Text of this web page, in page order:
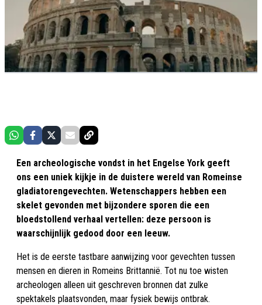
Een archeologische vondst in het Engelse York geeft
ons een uniek kijkje in de duistere wereld van Romeinse
gladiatorengevechten. Wetenschappers hebben een
skelet gevonden met bijzondere sporen die een
bloedstollend verhaal vertellen: deze persoon is
waarschijnlijk gedood door een leeuw.
Het is de eerste tastbare aanwijzing voor gevechten tussen
mensen en dieren in Romeins Brittannië. Tot nu toe wisten
archeologen alleen uit geschreven bronnen dat zulke
spektakels plaatsvonden, maar fysiek bewijs ontbrak.